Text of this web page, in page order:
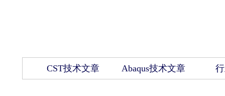
CST技术文章 Abaqus技术文章